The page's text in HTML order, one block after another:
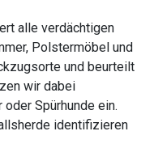
alle verdächtigen
Polstermöbel und
und beurteilt
wir dabei
Spürhunde ein.
identifizieren